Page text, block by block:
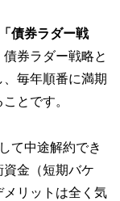
債券ラダー戦
債券ラダー戦略と
毎年順番に満期
とです。
て中途解約でき
金（短期バケ
リットは全く気